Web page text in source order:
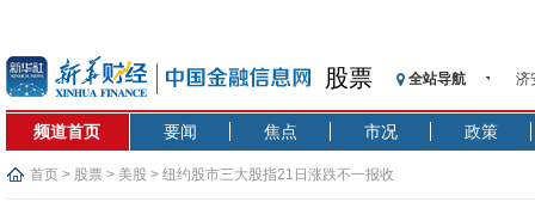
股票 全站导航
济
【
频道首页 要闻 焦点 市况 政策
首页 > 股票 > 美股 > 纽约股市三大股指21日涨跌不一报收